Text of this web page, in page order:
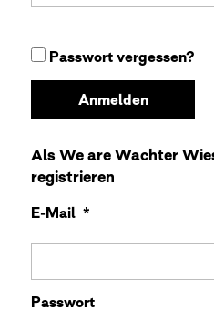
Passwort vergessen?
Anmelden
Als We are Wachter
registrieren
E-Mail *
Passwort